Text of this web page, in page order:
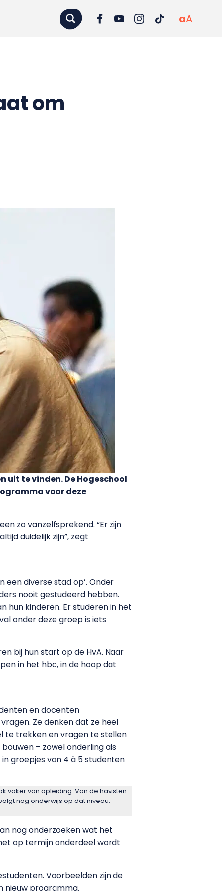
aA
om
uit te vinden. De Hogeschool
voor deze
zo vanzelfsprekend. “Er zijn
duidelijk zijn”, zegt
een diverse stad op’. Onder
nooit gestudeerd hebben.
hun kinderen. Er studeren in het
onder deze groep is iets
bij hun start op de HvA. Naar
in het hbo, in de hoop dat
en docenten
Ze denken dat ze heel
te trekken en vragen te stellen
– zowel onderling als
groepjes van 4 à 5 studenten
vaker van opleiding. Van de havisten
nog onderwijs op dat niveau.
nog onderzoeken wat het
op termijn onderdeel wordt
Voorbeelden zijn de
programma.